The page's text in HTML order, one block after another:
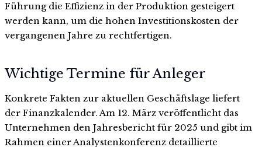
Führung die Effizienz in der Produktion gesteigert
werden kann, um die hohen Investitionskosten der
vergangenen Jahre zu rechtfertigen.
Wichtige Termine für Anleger
Konkrete Fakten zur aktuellen Geschäftslage liefert
der Finanzkalender. Am 12. März veröffentlicht das
Unternehmen den Jahresbericht für 2025 und gibt im
Rahmen einer Analystenkonferenz detaillierte